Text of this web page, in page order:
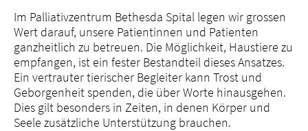
Im Palliativzentrum Bethesda Spital legen wir grossen
Wert darauf, unsere Patientinnen und Patienten
ganzheitlich zu betreuen. Die Möglichkeit, Haustiere zu
empfangen, ist ein fester Bestandteil dieses Ansatzes.
Ein vertrauter tierischer Begleiter kann Trost und
Geborgenheit spenden, die über Worte hinausgehen.
Dies gilt besonders in Zeiten, in denen Körper und
Seele zusätzliche Unterstützung brauchen.